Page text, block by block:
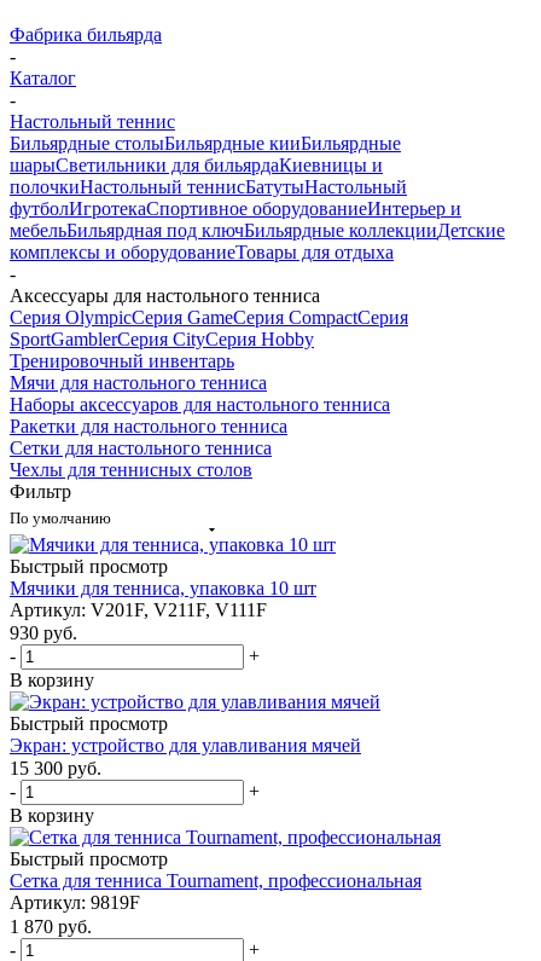
Фабрика бильярда
-
Каталог
-
Настольный теннис
Бильярдные столыБильярдные кииБильярдные
шарыСветильники для бильярдаКиевницы и
полочкиНастольный теннисБатутыНастольный
футболИгротекаСпортивное оборудованиеИнтерьер и
мебельБильярдная под ключБильярдные коллекцииДетские
комплексы и оборудованиеТовары для отдыха
-
Аксессуары для настольного тенниса
Серия OlympicСерия GameСерия CompactСерия
SportGamblerСерия CityСерия Hobby
Тренировочный инвентарь
Мячи для настольного тенниса
Наборы аксессуаров для настольного тенниса
Ракетки для настольного тенниса
Сетки для настольного тенниса
Чехлы для теннисных столов
Фильтр
По умолчанию
Быстрый просмотр
Мячики для тенниса, упаковка 10 шт
Артикул: V201F, V211F, V111F
930 руб.
-
+
В корзину
Быстрый просмотр
Экран: устройство для улавливания мячей
15 300 руб.
-
+
В корзину
Быстрый просмотр
Cетка для тенниса Tournament, профессиональная
Артикул: 9819F
1 870 руб.
-
+